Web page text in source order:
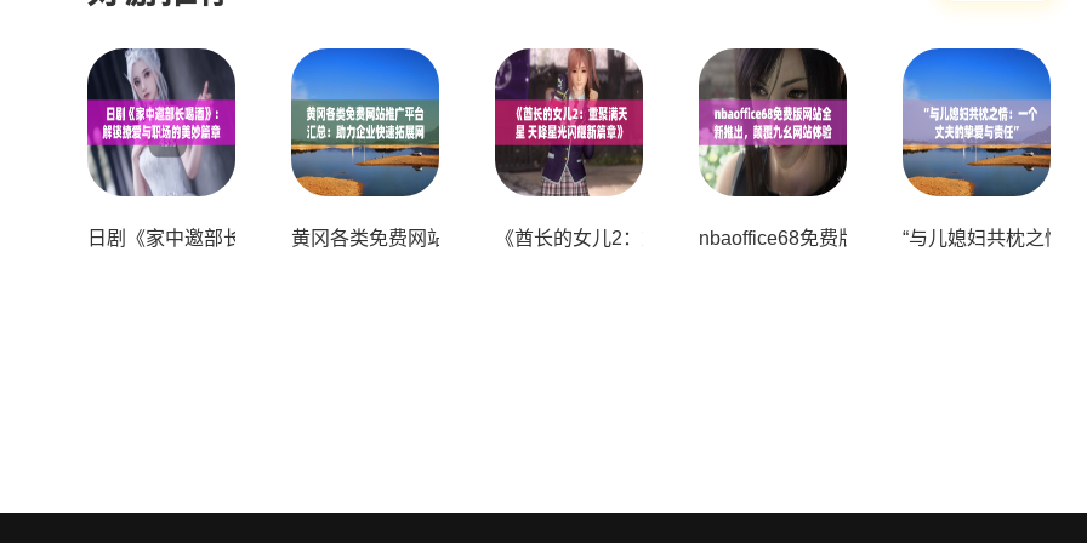
日剧《家中邀部长喝酒》：解锁撩爱与职场的美妙篇章
黄冈各类免费网站推广平台汇总：助力企业快速拓展网络影响力
《酋长的女儿2：重聚满天星 天降星光闪耀新篇章》
nbaoffice68免费版网站全新推出，颠覆九幺网
“与儿媳妇共枕之情：